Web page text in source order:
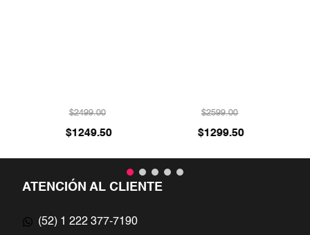
$2499.00
$1249.50
$2599.00
$1299.50
ATENCIÓN AL CLIENTE
(52) 1 222 377-7190